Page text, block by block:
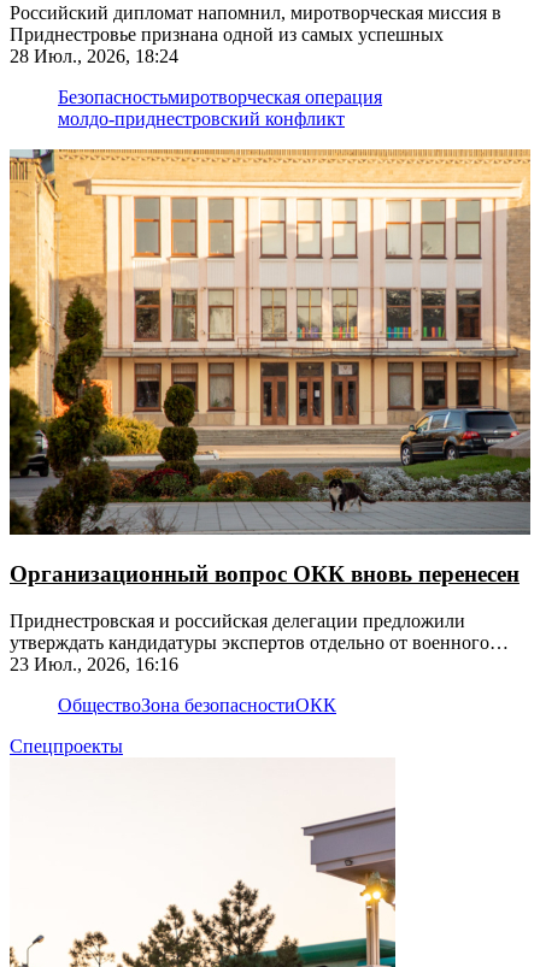
Российский дипломат напомнил, миротворческая миссия в
Приднестровье признана одной из самых успешных
28 Июл., 2026, 18:24
Безопасностьмиротворческая операция
молдо-приднестровский конфликт
Организационный вопрос ОКК вновь перенесен
Приднестровская и российская делегации предложили
утверждать кандидатуры экспертов отдельно от военного
наблюдателя и представителя Украины, молдавская – не
23 Июл., 2026, 16:16
ОбществоЗона безопасностиОКК
Спецпроекты